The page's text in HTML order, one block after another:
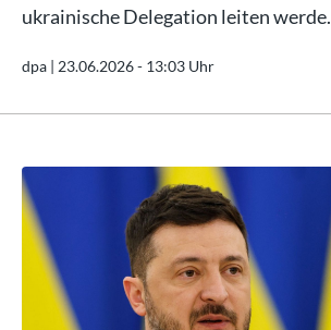
ukrainische Delegation leiten werde.
dpa | 23.06.2026 - 13:03 Uhr